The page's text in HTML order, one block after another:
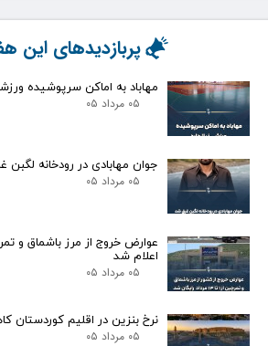
مهاباد به اماکن سرپوشیده
۰۵ مرداد ۰۵
جوان مهابادی در رودخانه لگبن
۰۵ مرداد ۰۵
عوارض خروج از مرز باشماق و
اعلام شد
۰۵ مرداد ۰۵
نرخ بنزین در اقلیم کوردستان
۰۵ مرداد ۰۵
پربازدیدهای این